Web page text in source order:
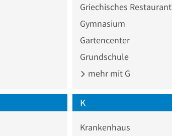
Griechisches Restaurant
Gymnasium
Gartencenter
Grundschule
mehr mit G
K
Krankenhaus